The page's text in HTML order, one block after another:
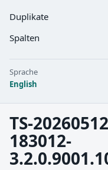
Duplikate
Spalten
Sprache
English
TS-
183012-